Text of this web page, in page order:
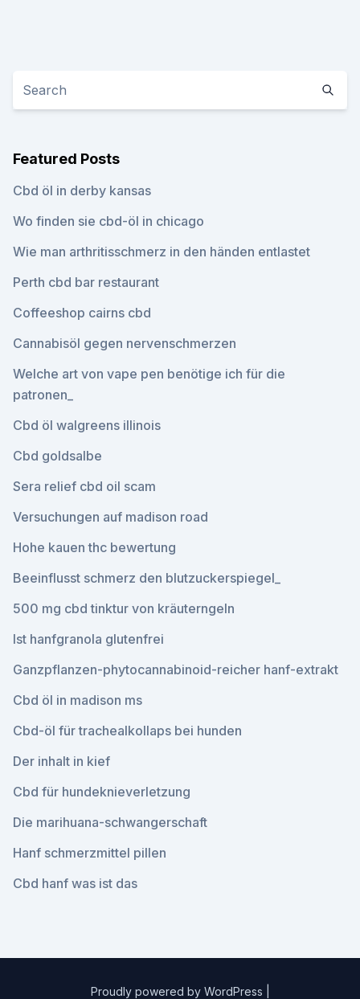
Featured Posts
Cbd öl in derby kansas
Wo finden sie cbd-öl in chicago
Wie man arthritisschmerz in den händen entlastet
Perth cbd bar restaurant
Coffeeshop cairns cbd
Cannabisöl gegen nervenschmerzen
Welche art von vape pen benötige ich für die
patronen_
Cbd öl walgreens illinois
Cbd goldsalbe
Sera relief cbd oil scam
Versuchungen auf madison road
Hohe kauen thc bewertung
Beeinflusst schmerz den blutzuckerspiegel_
500 mg cbd tinktur von kräuterngeln
Ist hanfgranola glutenfrei
Ganzpflanzen-phytocannabinoid-reicher hanf-extrakt
Cbd öl in madison ms
Cbd-öl für trachealkollaps bei hunden
Der inhalt in kief
Cbd für hundeknieverletzung
Die marihuana-schwangerschaft
Hanf schmerzmittel pillen
Cbd hanf was ist das
Proudly powered by WordPress